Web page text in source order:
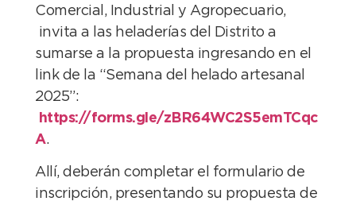
Comercial, Industrial y Agropecuario,
invita a las heladerías del Distrito a
sumarse a la propuesta ingresando en el
link de la “Semana del helado artesanal
2025”:
https://forms.gle/zBR64WC2S5emTCqc
A.
Allí, deberán completar el formulario de
inscripción, presentando su propuesta de